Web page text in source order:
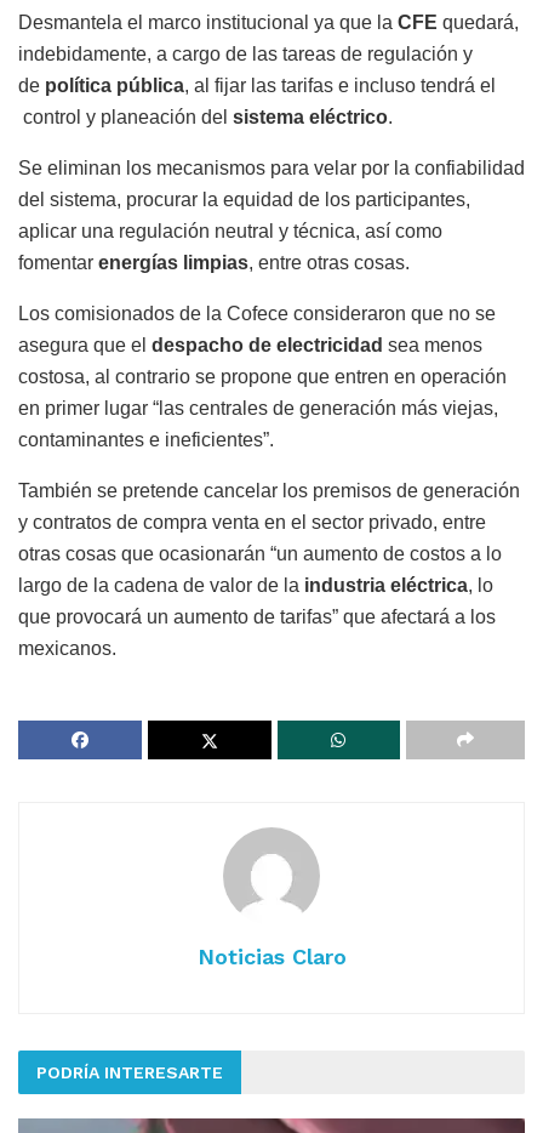
Desmantela el marco institucional ya que la CFE quedará,
indebidamente, a cargo de las tareas de regulación y
de política pública, al fijar las tarifas e incluso tendrá el
control y planeación del sistema eléctrico.
Se eliminan los mecanismos para velar por la confiabilidad
del sistema, procurar la equidad de los participantes,
aplicar una regulación neutral y técnica, así como
fomentar energías limpias, entre otras cosas.
Los comisionados de la Cofece consideraron que no se
asegura que el despacho de electricidad sea menos
costosa, al contrario se propone que entren en operación
en primer lugar “las centrales de generación más viejas,
contaminantes e ineficientes”.
También se pretende cancelar los premisos de generación
y contratos de compra venta en el sector privado, entre
otras cosas que ocasionarán “un aumento de costos a lo
largo de la cadena de valor de la industria eléctrica, lo
que provocará un aumento de tarifas” que afectará a los
mexicanos.
Noticias Claro
PODRÍA INTERESARTE